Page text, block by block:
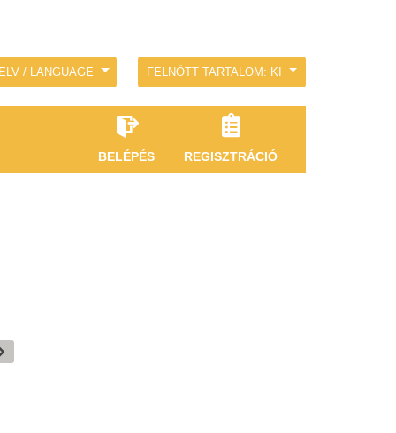
/ LANGUAGE FELNŐTT TARTALOM: KI
BELÉPÉS REGISZTRÁCIÓ